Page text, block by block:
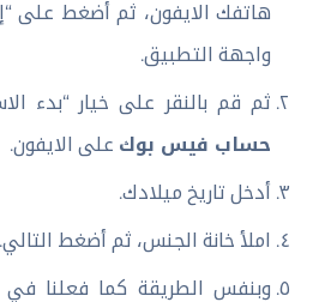
هاتفك الايفون، ثم أضغط على
واجهة التطبيق.
ثم قم بالنقر على خيار “بدء
حساب فيس بوك على الايفون.
أدخل تاريخ ميلادك.
املأ خانة الجنس، ثم أضغط التالي.
وبنفس الطريقة كما فعلنا في